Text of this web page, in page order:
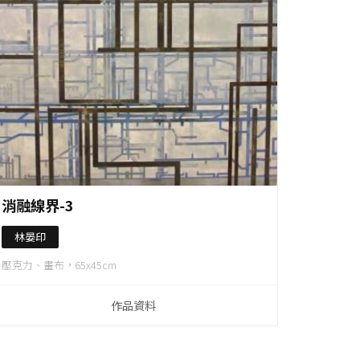
消融線界-3
林晏印
壓克力、畫布，65x45cm
作品資料